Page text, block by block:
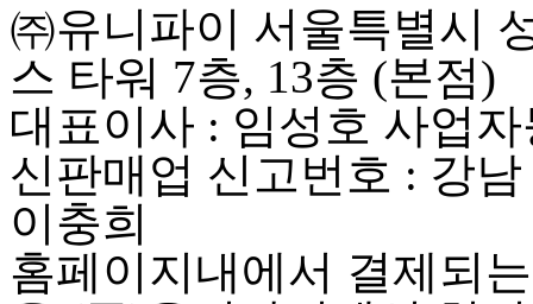
㈜유니파이 서울특별시
스 타워 7층, 13층 (본점)
대표이사 : 임성호 사업
신판매업 신고번호 : 강
이충희
홈페이지내에서 결제되